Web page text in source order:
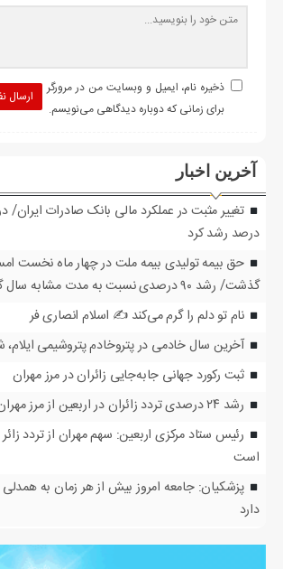
ارسال
ذخیره نام، ایمیل و وبسایت من در مرورگر
برای زمانی که دوباره دیدگاهی می‌نویسم.
آخرین اخبار
درصد رشد کرد
گذشت/ رشد ۹۰ درصدی نسبت به مدت مشابه سال گذشته
نام تو دلم را گرم می‌کند ✍️ اسلام انصاری فر
آخرین سال خادمی در پتروخادم پتروشیمی ایلام،
ثبت رکورد جهانی جابه‌جایی زائران در مرز مهران
رشد ۲۴ درصدی تردد زائران در اربعین از مرز مهران
است
پزشکیان: جامعه امروز بیش از هر زمان به همدلی
دارد